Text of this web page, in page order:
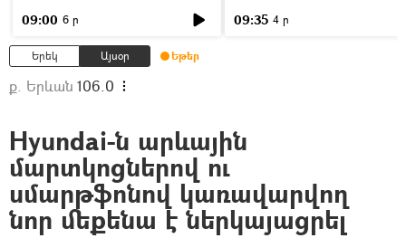
09:00 6 ր 09:35 4 ր
Երեկ Այսօր Եթեր
ք. Երևան 106.0
Hyundai-ն արևային
մարտկոցներով ու
սմարթֆոնով կառավարվող
նոր մեքենա է ներկայացրել